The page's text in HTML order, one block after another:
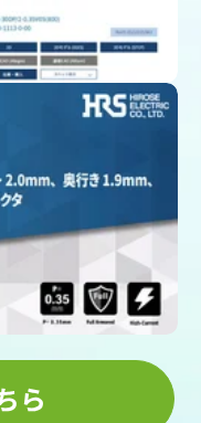
ード